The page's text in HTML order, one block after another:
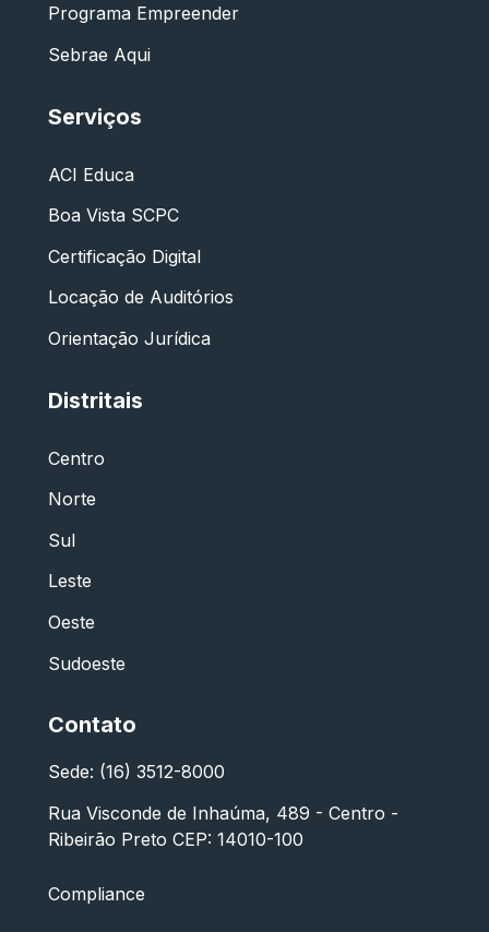
Programa Empreender
Sebrae Aqui
Serviços
ACI Educa
Boa Vista SCPC
Certificação Digital
Locação de Auditórios
Orientação Jurídica
Distritais
Centro
Norte
Sul
Leste
Oeste
Sudoeste
Contato
Sede: (16) 3512-8000
Rua Visconde de Inhaúma, 489 - Centro -
Ribeirão Preto CEP: 14010-100
Compliance